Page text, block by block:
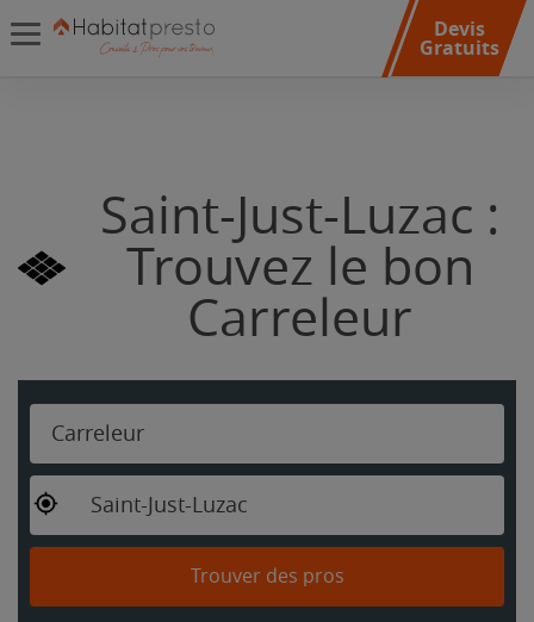
Devis
Gratuits
Saint-Just-Luzac :
Trouvez le bon
Carreleur
Carreleur
Saint-Just-Luzac
Trouver des pros